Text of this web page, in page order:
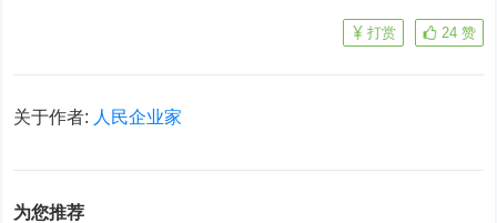
24 赞
打赏
关于作者: 人民企业家
为您推荐